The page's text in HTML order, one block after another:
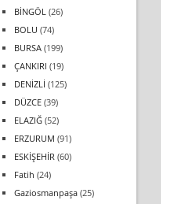
BİNGÖL (26)
BOLU (74)
BURSA (199)
ÇANKIRI (19)
DENİZLİ (125)
DÜZCE (39)
ELAZIĞ (52)
ERZURUM (91)
ESKİŞEHİR (60)
Fatih (24)
Gaziosmanpaşa (25)